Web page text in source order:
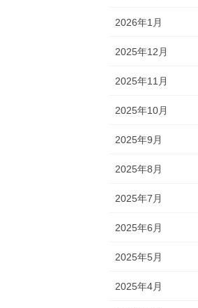
2026年1月
2025年12月
2025年11月
2025年10月
2025年9月
2025年8月
2025年7月
2025年6月
2025年5月
2025年4月